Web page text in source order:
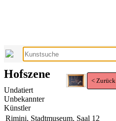
< Zurück
Hofszene
Undatiert
Unbekannter
Künstler
Rimini, Stadtmuseum, Saal 12